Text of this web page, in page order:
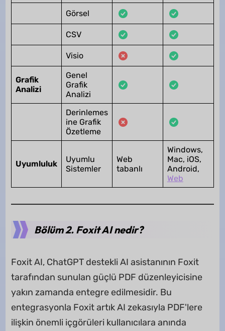
Görsel
CSV
Visio
Grafik
Analizi
Genel
Grafik
Analizi
Derinlemes
ine Grafik
Özetleme
Uyumluluk
Uyumlu
Sistemler
Web
tabanlı
Windows,
Mac, iOS,
Android,
Web
Bölüm 2. Foxit AI nedir?
Foxit AI, ChatGPT destekli AI asistanının Foxit
tarafından sunulan güçlü PDF düzenleyicisine
yakın zamanda entegre edilmesidir. Bu
entegrasyonla Foxit artık AI zekasıyla PDF'lere
ilişkin önemli içgörüleri kullanıcılara anında